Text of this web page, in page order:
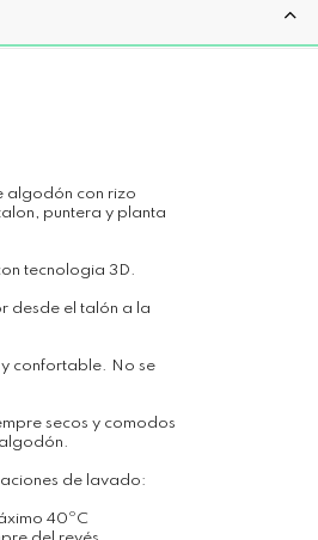
algodón con rizo
puntera y planta
tecnologia 3D.
desde el talón a la
y confortable. No se
secos y comodos
de lavado:
40ºC